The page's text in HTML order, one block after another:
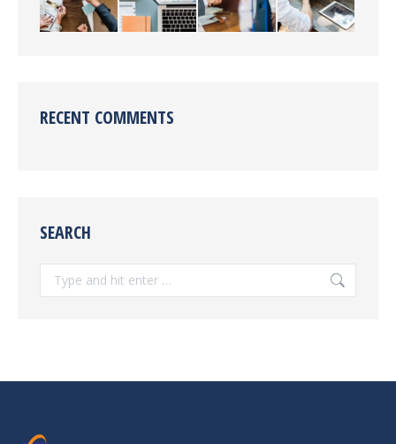
RECENT COMMENTS
SEARCH
Search: